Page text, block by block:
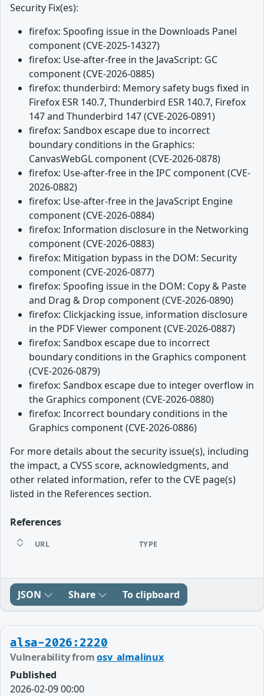
Security Fix(es):
firefox: Spoofing issue in the Downloads Panel
component (CVE-2025-14327)
firefox: Use-after-free in the JavaScript: GC
component (CVE-2026-0885)
firefox: thunderbird: Memory safety bugs fixed in
Firefox ESR 140.7, Thunderbird ESR 140.7, Firefox
147 and Thunderbird 147 (CVE-2026-0891)
firefox: Sandbox escape due to incorrect
boundary conditions in the Graphics:
CanvasWebGL component (CVE-2026-0878)
firefox: Use-after-free in the IPC component (CVE-
2026-0882)
firefox: Use-after-free in the JavaScript Engine
component (CVE-2026-0884)
firefox: Information disclosure in the Networking
component (CVE-2026-0883)
firefox: Mitigation bypass in the DOM: Security
component (CVE-2026-0877)
firefox: Spoofing issue in the DOM: Copy & Paste
and Drag & Drop component (CVE-2026-0890)
firefox: Clickjacking issue, information disclosure
in the PDF Viewer component (CVE-2026-0887)
firefox: Sandbox escape due to incorrect
boundary conditions in the Graphics component
(CVE-2026-0879)
firefox: Sandbox escape due to integer overflow in
the Graphics component (CVE-2026-0880)
firefox: Incorrect boundary conditions in the
Graphics component (CVE-2026-0886)
For more details about the security issue(s), including
the impact, a CVSS score, acknowledgments, and
other related information, refer to the CVE page(s)
listed in the References section.
References
URL TYPE
JSON Share To clipboard
alsa-2026:2220
Vulnerability fromosv_almalinux
Published
2026-02-09 00:00